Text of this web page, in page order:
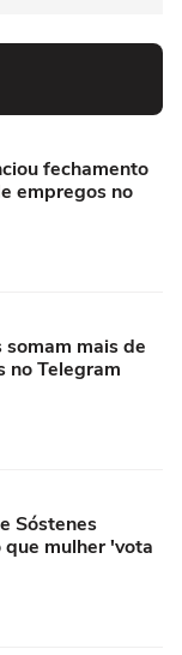
fechamento
empregos no
mais de
no Telegram
Sóstenes
mulher 'vota